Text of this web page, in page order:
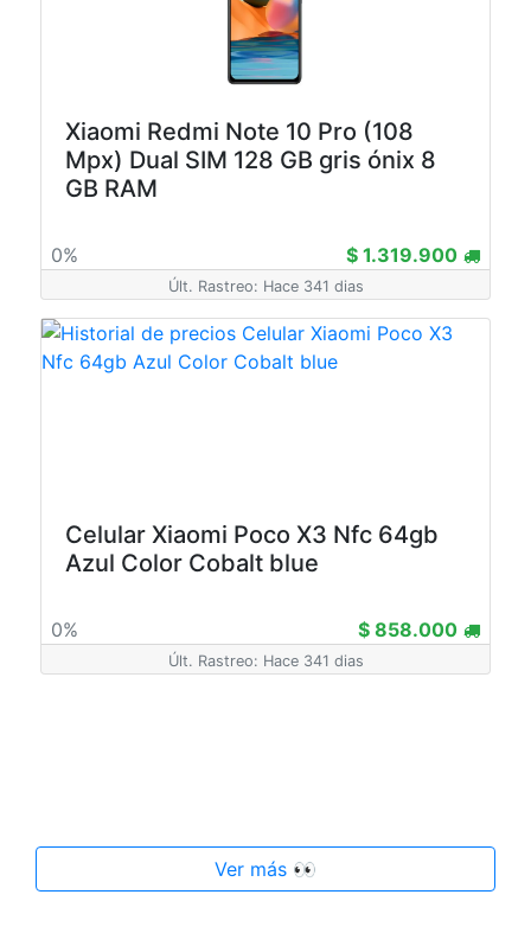
Xiaomi Redmi Note 10 Pro (108
Mpx) Dual SIM 128 GB gris ónix 8
GB RAM
0% $ 1.319.900
Últ. Rastreo: Hace 341 dias
Celular Xiaomi Poco X3 Nfc 64gb
Azul Color Cobalt blue
0% $ 858.000
Últ. Rastreo: Hace 341 dias
Ver más 👀